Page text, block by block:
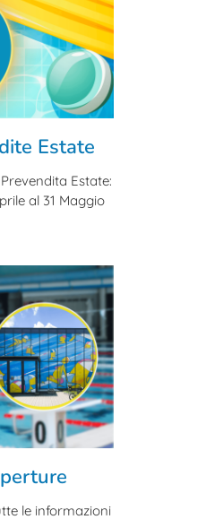
Estate
Estate:
al 31 Maggio
le informazioni